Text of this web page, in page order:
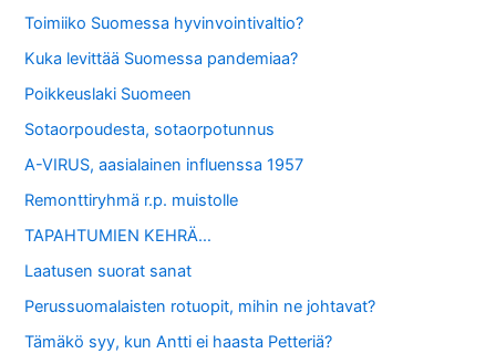
Toimiiko Suomessa hyvinvointivaltio?
Kuka levittää Suomessa pandemiaa?
Poikkeuslaki Suomeen
Sotaorpoudesta, sotaorpotunnus
A-VIRUS, aasialainen influenssa 1957
Remonttiryhmä r.p. muistolle
TAPAHTUMIEN KEHRÄ…
Laatusen suorat sanat
Perussuomalaisten rotuopit, mihin ne johtavat?
Tämäkö syy, kun Antti ei haasta Petteriä?